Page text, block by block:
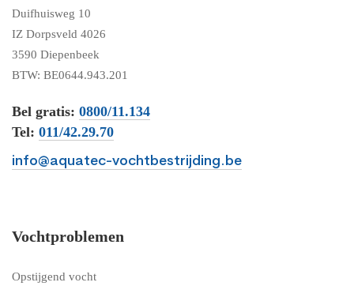
Duifhuisweg 10
IZ Dorpsveld 4026
3590 Diepenbeek
BTW: BE0644.943.201
Bel gratis: 0800/11.134
Tel: 011/42.29.70
info@aquatec-vochtbestrijding.be
Vochtproblemen
Opstijgend vocht